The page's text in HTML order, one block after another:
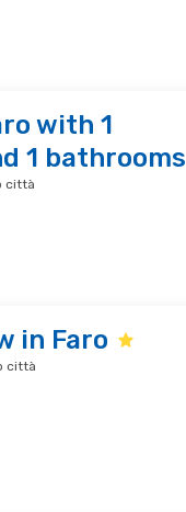
with 1
1 bathrooms
città
in Faro
città